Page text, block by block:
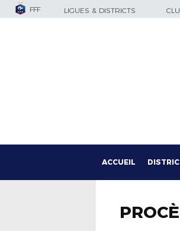
FFF LIGUES & DISTRICTS
ACCUEIL